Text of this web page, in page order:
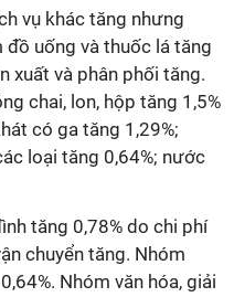
vụ khác tăng nhưng
đồ uống và thuốc lá tăng
xuất và phân phối tăng.
chai, lon, hộp tăng 1,5%
có ga tăng 1,29%;
loại tăng 0,64%; nước
tăng 0,78% do chi phí
chuyển tăng. Nhóm
64%. Nhóm văn hóa, giải